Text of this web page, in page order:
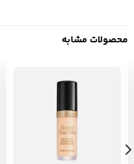
محصولات مشابه